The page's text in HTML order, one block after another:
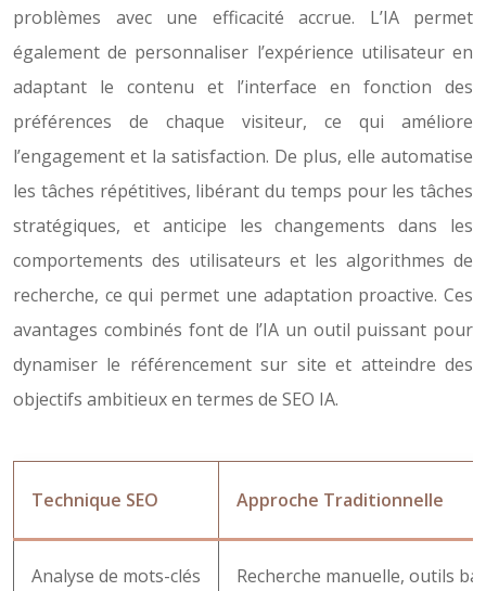
problèmes avec une efficacité accrue. L’IA permet
également de personnaliser l’expérience utilisateur en
adaptant le contenu et l’interface en fonction des
préférences de chaque visiteur, ce qui améliore
l’engagement et la satisfaction. De plus, elle automatise
les tâches répétitives, libérant du temps pour les tâches
stratégiques, et anticipe les changements dans les
comportements des utilisateurs et les algorithmes de
recherche, ce qui permet une adaptation proactive. Ces
avantages combinés font de l’IA un outil puissant pour
dynamiser le référencement sur site et atteindre des
objectifs ambitieux en termes de SEO IA.
Technique SEO Approche Traditionnelle
Analyse de mots-clés Recherche manuelle, outils